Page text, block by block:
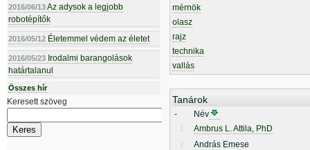
2016/06/13Az adysok a legjobb
robotépítők
2016/05/12 Életemmel védem az életet
2016/05/23 Irodalmi barangolások
határtalanul
Összes hír
Keresett szöveg
mérnök
olasz
rajz
technika
vallás
Tanárok
- Név
1 Ambrus L. Attila, PhD
2 András Emese